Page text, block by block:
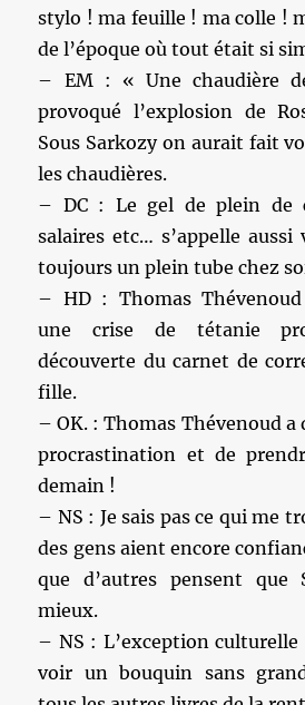
stylo ! ma feuille ! ma colle !
de l’époque où tout était si
– EM : « Une chaudière
provoqué l’explosion de
Sous Sarkozy on aurait fait
les chaudières.
– DC : Le gel de plein de
salaires etc… s’appelle aussi
toujours un plein tube chez
– HD : Thomas
une crise de tétanie
découverte du carnet de
fille.
– OK. : Thomas Thévenoud a
procrastination et de
demain !
– NS : Je sais pas ce qui me
des gens aient encore
que d’autres pensent que
mieux.
– NS : L’exception culturelle
voir un bouquin sans